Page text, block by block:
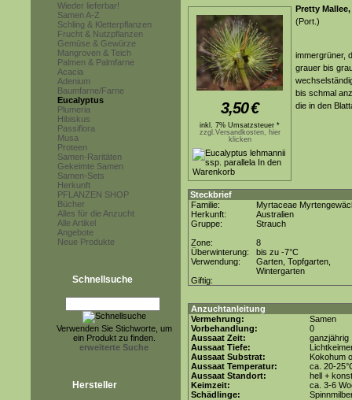
Wieder lieferbar!
Samen A-Z
Schling & Kletterpflanzen
Frucht & Nutzpflanzen
Gemüse & Gewürze
Mangroven & Teich
Palmen & Palmfarne
Acacia
Adenium
Baumfarne/Farne
Eucalyptus
Plumeria
Hibiskus
Passiflora
Musa
Proteen
Samen-Raritäten
Gekeimte Samen
Samen-Sets
Herkunft
PFLANZEN SHOP
Bücher
Alles für die Anzucht
Alle Artikel
Angebote
Neue Produkte
Schnellsuche
Verwenden Sie Stichworte, um
ein Produkt zu finden.
erweiterte Suche
Hersteller
3,50€
inkl. 7% Umsatzsteuer *
zzgl.Versandkosten, hier
klicken
Pretty
(Port.)
immergrüner,
grauer bis
bis schmal
die in den
Steckbrief
Familie:
Myrtaceae
Herkunft:
Australien
Gruppe:
Strauch
Zone:
8
Überwinterung:
bis zu -7°C
Verwendung:
Garten, Topfgarten,
Wintergarten
Giftig:
Anzuchtanleitung
Vermehrung:
Samen
Vorbehandlung:
0
Aussaat Zeit:
ganzjährig
Aussaat Tiefe:
Aussaat Substrat:
Kokohum
Aussaat Temperatur:
ca. 20-
Aussaat Standort:
hell +
Keimzeit:
ca. 3-6
Schädlinge: